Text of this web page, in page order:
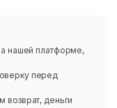
нашей платформе,
перед
возврат, деньги